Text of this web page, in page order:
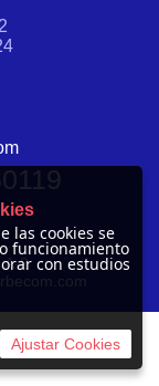
A-2
las cookies se
funcionamiento
con estudios
Ajustar Cookies